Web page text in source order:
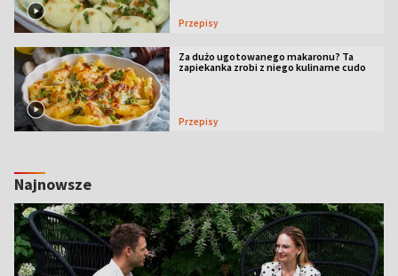
Przepisy
Za dużo ugotowanego makaronu? Ta
zapiekanka zrobi z niego kulinarne cudo
Przepisy
Najnowsze